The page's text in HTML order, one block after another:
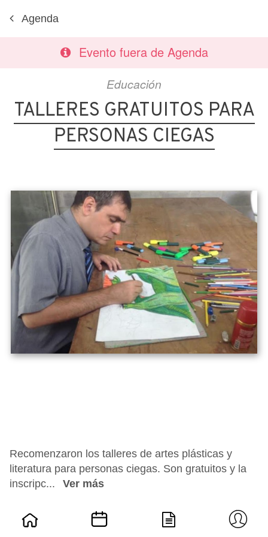
Agenda
Evento fuera de Agenda
Educación
TALLERES GRATUITOS PARA
PERSONAS CIEGAS
Recomenzaron los talleres de artes plásticas y
literatura para personas ciegas. Son gratuitos y la
inscripc...
Ver más